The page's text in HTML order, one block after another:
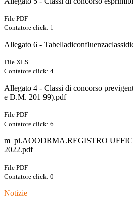
File PDF
Contatore click: 1
Allegato 6 -
File XLS
Contatore click: 4
Allegato 4 - Classi di concorso
e D.M. 201 99).pdf
File PDF
Contatore click: 6
m_pi.AOODRMA.REGISTRO
2022.pdf
File PDF
Contatore click: 0
Notizie